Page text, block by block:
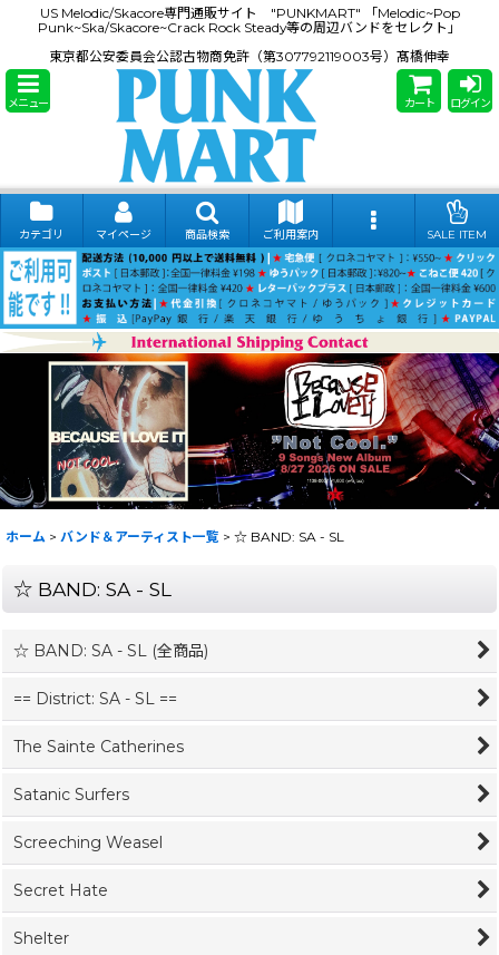
US Melodic/Skacore専門通販サイト "PUNKMART" 「Melodic~Pop
Punk~Ska/Skacore~Crack Rock Steady等の周辺バンドをセレクト」
東京都公安委員会公認古物商免許（第307792119003号）髙橋伸幸
メニュー カート ログイン
カテゴリ マイページ 商品検索 ご利用案内 SALE ITEM
ホーム > バンド＆アーティスト一覧 > ☆ BAND: SA - SL
☆ BAND: SA - SL
☆ BAND: SA - SL (全商品)
== District: SA - SL ==
The Sainte Catherines
Satanic Surfers
Screeching Weasel
Secret Hate
Shelter